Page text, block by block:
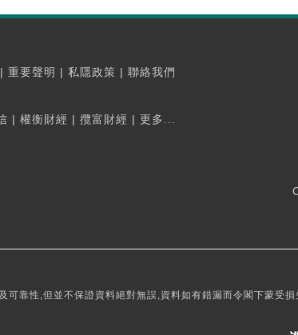
| 重要聲明 | 私隱政策 | 聯絡我們
| 權衡財經 | 攬富財經 | 更多...
靠性,但並不保證資料絕對無誤,資料如有錯漏而令閣下蒙受損